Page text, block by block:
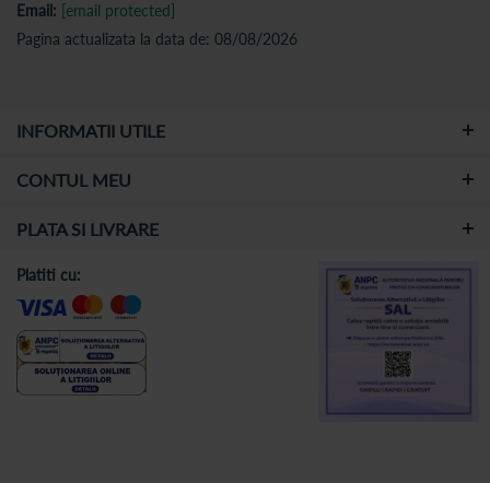
Email: [email protected]
Pagina actualizata la data de: 08/08/2026
INFORMATII UTILE
CONTUL MEU
PLATA SI LIVRARE
Platiti cu: